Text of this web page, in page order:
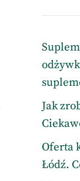
Jak
Oferta
Łódź.